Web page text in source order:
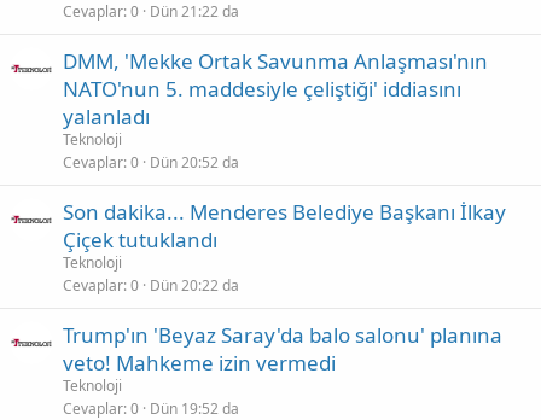
Cevaplar 0 Dün 21:22 da
DMM, 'Mekke Ortak Savunma Anlaşması'nın
NATO'nun 5. maddesiyle çeliştiği' iddiasını
yalanladı
Teknoloji
Cevaplar 0 Dün 20:52 da
Son dakika... Menderes Belediye Başkanı İlkay
Çiçek tutuklandı
Teknoloji
Cevaplar 0 Dün 20:22 da
Trump'ın 'Beyaz Saray'da balo salonu' planına
veto! Mahkeme izin vermedi
Teknoloji
Cevaplar 0 Dün 19:52 da